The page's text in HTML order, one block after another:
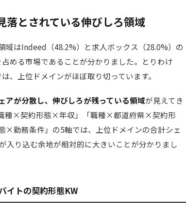
落とされている伸びしろ領域
域はIndeed（48.2%）と求人ボックス（28.0%）の
める市場であることが分かりました。とりわけ
、上位ドメインがほぼ取り切っています。
アが分散し、伸びしろが残っている領域が見えてき
種×契約形態×年収」「職種×都道府県×契約形
勤務条件」の5軸では、上位ドメインの合計シェ
入り込む余地が相対的に大きいことが分かりまし
イトの契約形態KW